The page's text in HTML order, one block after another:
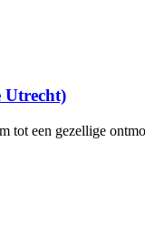
Utrecht)
tot een gezellige